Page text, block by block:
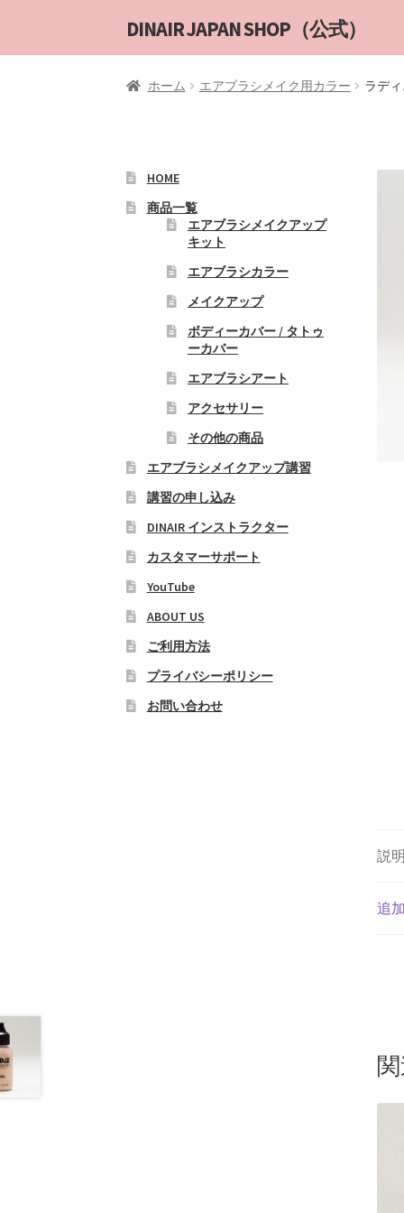
ナ
ビ
ー
へ
ス
コ
ン
ン
キ
ッ
DINAIR JAPAN SHOP（公式）
ホーム エアブラシメイク用カラー ラデ
説
追
HOME
商品一覧
エアブラシメイクアップ
キット
エアブラシカラー
メイクアップ
ボディーカバー / タトゥ
ーカバー
エアブラシアート
アクセサリー
その他の商品
エアブラシメイクアップ講習
講習の申し込み
DINAIR インストラクター
カスタマーサポート
YouTube
ABOUT US
ご利用方法
プライバシーポリシー
お問い合わせ